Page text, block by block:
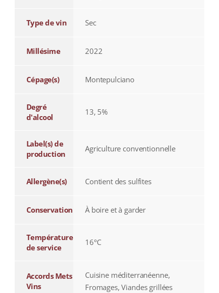
Type de vin Sec
Millésime 2022
Cépage(s) Montepulciano
Degré
d'alcool
13, 5%
Label(s) de
production
Agriculture conventionnelle
Allergène(s) Contient des sulfites
Conservation À boire et à garder
Température
de service
16°C
Accords Mets
Vins
Cuisine méditerranéenne,
Fromages, Viandes grillées